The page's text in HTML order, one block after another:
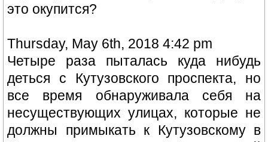
это окупится?
Thursday, May 6th, 2018 4:42 pm
Четыре раза пыталась куда нибудь
деться с Кутузовского проспекта, но
все время обнаруживала себя на
несуществующих улицах, которые не
должны примыкать к Кутузовскому в